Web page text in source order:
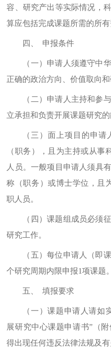
容、研究产出等实际情况，
算应包括完成课题所需的所有
四、 申报条件
（一） 申请人须遵守中
正确的政治方向、价值取向和
（二） 申请人主持和参
立承担和负责开展课题研究的
（三）面上项目的申请
（职务），且为主持或从事
人员。一般项目申请人须具
称（职务）或博士学位，且
职人员。
（四）课题组成员必须
研究工作。
（五）每位申请人（即
个研究周期内限申报1项课题。
五、 填报要求
（一）课题申请人请如
展研究中心课题申请书” （
得出现任何违反法律法规及有